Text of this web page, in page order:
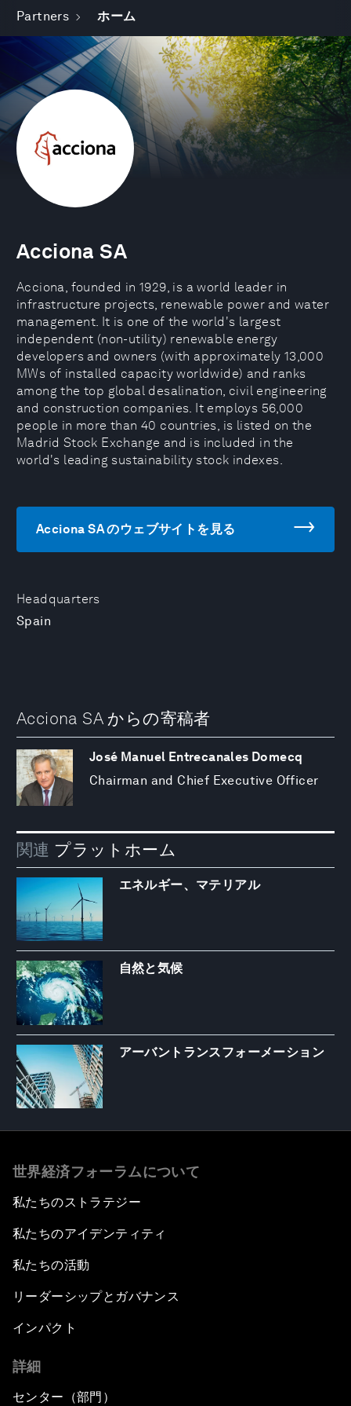
Partners ホーム
Headquarters
Spain
Acciona SA
Acciona, founded in 1929, is a world leader in
infrastructure projects, renewable power and water
management. It is one of the world's largest
independent (non-utility) renewable energy
developers and owners (with approximately 13,000
MWs of installed capacity worldwide) and ranks
among the top global desalination, civil engineering
and construction companies. It employs 56,000
people in more than 40 countries, is listed on the
Madrid Stock Exchange and is included in the
world's leading sustainability stock indexes.
Acciona SA のウェブサイトを見る
Acciona SA からの寄稿者
José Manuel Entrecanales Domecq
Chairman and Chief Executive Officer
関連 プラットホーム
エネルギー、マテリアル
自然と気候
アーバントランスフォーメーション
世界経済フォーラムについて
私たちのストラテジー
私たちのアイデンティティ
私たちの活動
リーダーシップとガバナンス
インパクト
詳細
センター（部門）